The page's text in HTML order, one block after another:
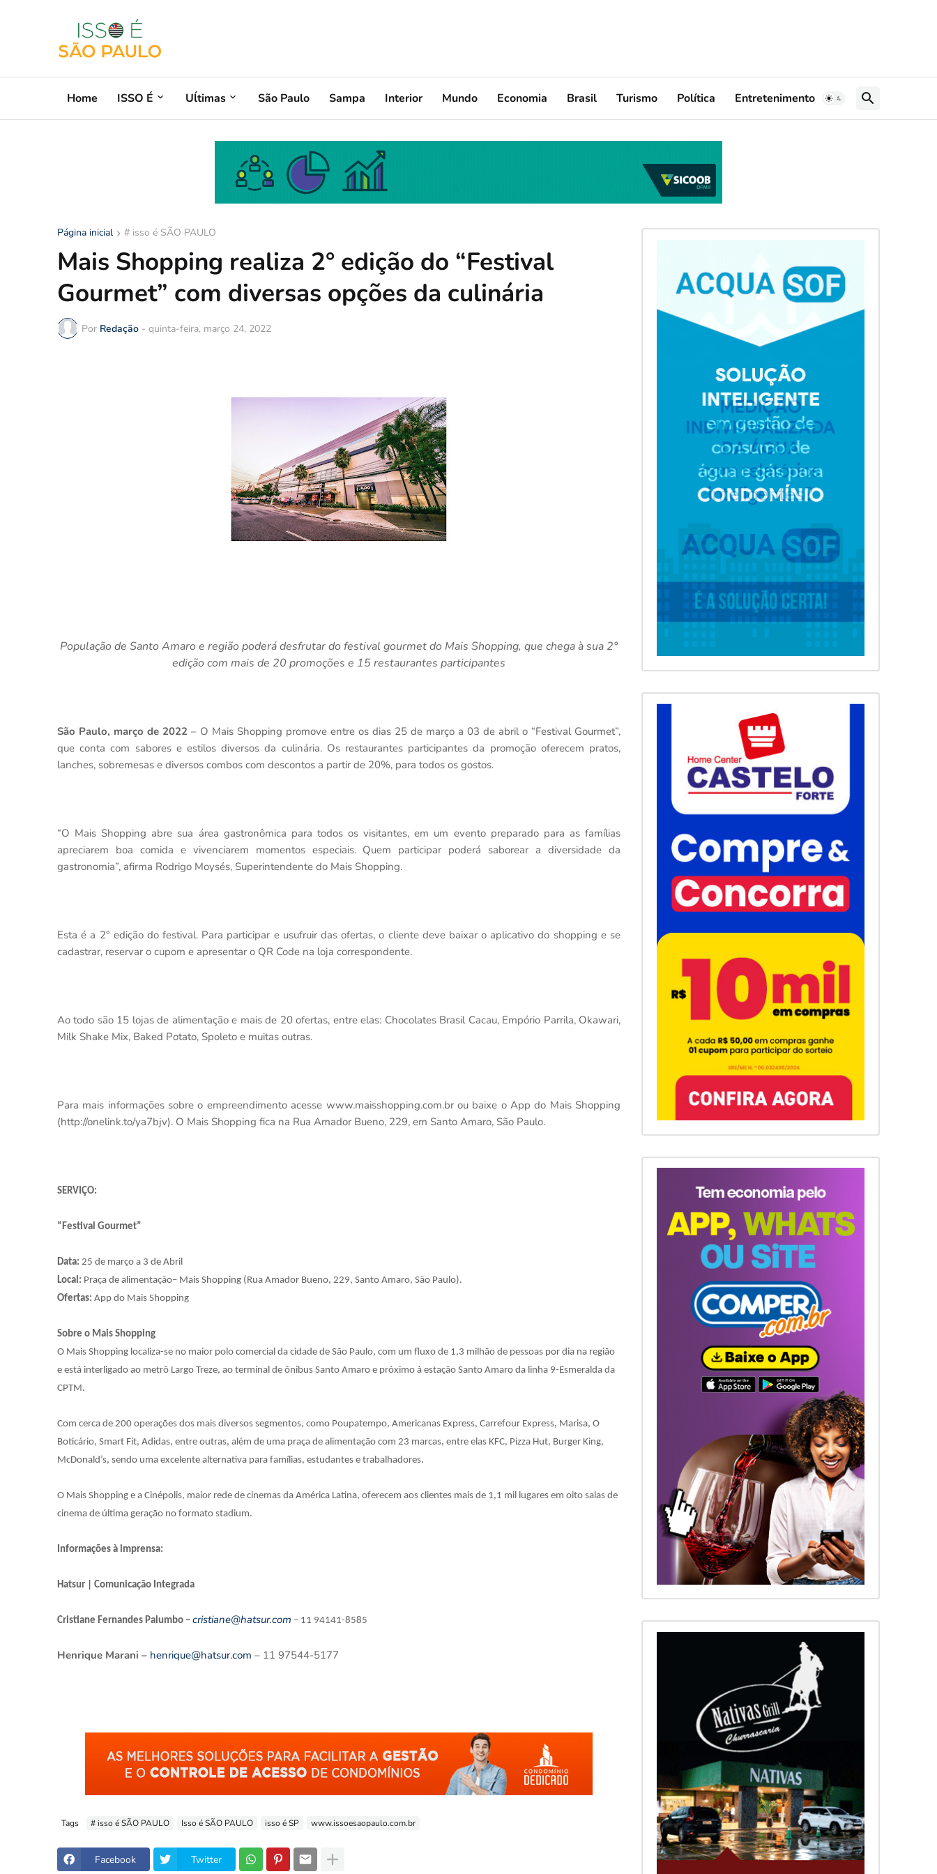
Home ISSO É Uĺtimas São Paulo Sampa Interior Mundo Economia Brasil Turismo Política Entretenimento
Página inicial # isso é SÃO PAULO
Mais Shopping realiza 2° edição do “Festival
Gourmet” com diversas opções da culinária
Por Redação - quinta-feira, março 24, 2022
População de Santo Amaro e região poderá desfrutar do festival gourmet do Mais Shopping, que chega à sua 2°
edição com mais de 20 promoções e 15 restaurantes participantes
São Paulo, março de 2022 – O Mais Shopping promove entre os dias 25 de março a 03 de abril o “Festival Gourmet”,
que conta com sabores e estilos diversos da culinária. Os restaurantes participantes da promoção oferecem pratos,
lanches, sobremesas e diversos combos com descontos a partir de 20%, para todos os gostos.
“O Mais Shopping abre sua área gastronômica para todos os visitantes, em um evento preparado para as famílias
apreciarem boa comida e vivenciarem momentos especiais. Quem participar poderá saborear a diversidade da
gastronomia”, afirma Rodrigo Moysés, Superintendente do Mais Shopping.
Esta é a 2° edição do festival. Para participar e usufruir das ofertas, o cliente deve baixar o aplicativo do shopping e se
cadastrar, reservar o cupom e apresentar o QR Code na loja correspondente.
Ao todo são 15 lojas de alimentação e mais de 20 ofertas, entre elas: Chocolates Brasil Cacau, Empório Parrila, Okawari,
Milk Shake Mix, Baked Potato, Spoleto e muitas outras.
Para mais informações sobre o empreendimento acesse www.maisshopping.com.br ou baixe o App do Mais Shopping
(http://onelink.to/ya7bjv). O Mais Shopping fica na Rua Amador Bueno, 229, em Santo Amaro, São Paulo.
SERVIÇO:
“Festival Gourmet”
Data: 25 de março a 3 de Abril
Local: Praça de alimentação– Mais Shopping (Rua Amador Bueno, 229, Santo Amaro, São Paulo).
Ofertas: App do Mais Shopping
Sobre o Mais Shopping
O Mais Shopping localiza-se no maior polo comercial da cidade de São Paulo, com um fluxo de 1,3 milhão de pessoas por dia na região
e está interligado ao metrô Largo Treze, ao terminal de ônibus Santo Amaro e próximo à estação Santo Amaro da linha 9-Esmeralda da
CPTM.
Com cerca de 200 operações dos mais diversos segmentos, como Poupatempo, Americanas Express, Carrefour Express, Marisa, O
Boticário, Smart Fit, Adidas, entre outras, além de uma praça de alimentação com 23 marcas, entre elas KFC, Pizza Hut, Burger King,
McDonald’s, sendo uma excelente alternativa para famílias, estudantes e trabalhadores.
O Mais Shopping e a Cinépolis, maior rede de cinemas da América Latina, oferecem aos clientes mais de 1,1 mil lugares em oito salas de
cinema de última geração no formato stadium.
Informações à imprensa:
Hatsur | Comunicação Integrada
Cristiane Fernandes Palumbo – cristiane@hatsur.com – 11 94141-8585
Henrique Marani – henrique@hatsur.com – 11 97544-5177
Tags # isso é SÃO PAULO Isso é SÃO PAULO isso é SP www.issoesaopaulo.com.br
Facebook Twitter